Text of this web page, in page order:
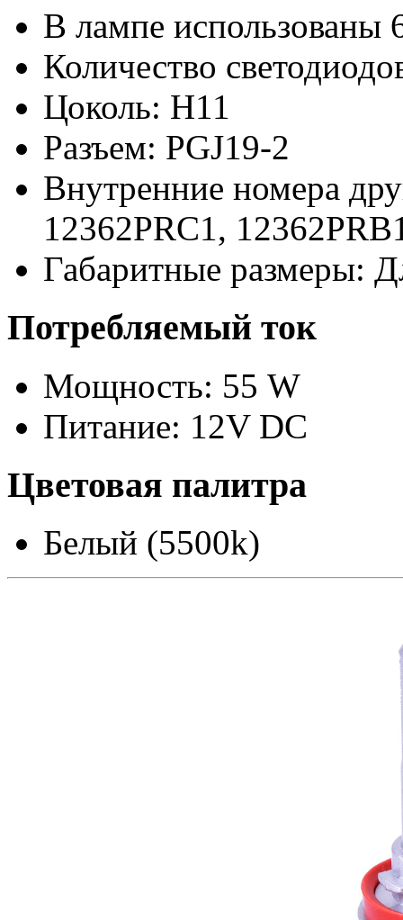
В лампе использованы
Количество
Цоколь: H11
Разъем: PGJ19-2
Внутренние номера
12362PRC1,
Габаритные размеры:
Потребляемый ток
Мощность: 55 W
Питание: 12V DC
Цветовая палитра
Белый (5500k)